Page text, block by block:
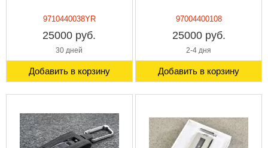
9710440038YR
25000 руб.
30 дней
Добавить в корзину
97004400108
25000 руб.
2-4 дня
Добавить в корзину